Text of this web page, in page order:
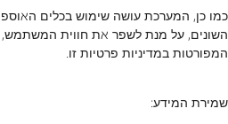
כמו כן, המערכת עושה שימוש בכלים
השונים, על מנת לשפר את חווית המשתמש,
המפורטות במדיניות פרטיות זו.
שמירת המידע: